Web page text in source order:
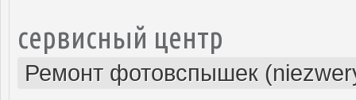
сервисный центр
Ремонт фотовспышек